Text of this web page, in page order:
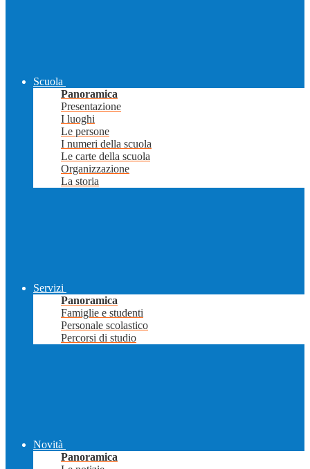
Scuola
Panoramica
Presentazione
I luoghi
Le persone
I numeri della scuola
Le carte della scuola
Organizzazione
La storia
Servizi
Panoramica
Famiglie e studenti
Personale scolastico
Percorsi di studio
Novità
Panoramica